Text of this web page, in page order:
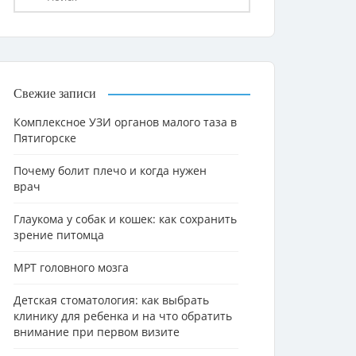
Свежие записи
Комплексное УЗИ органов малого таза в
Пятигорске
Почему болит плечо и когда нужен
врач
Глаукома у собак и кошек: как сохранить
зрение питомца
МРТ головного мозга
Детская стоматология: как выбрать
клинику для ребенка и на что обратить
внимание при первом визите